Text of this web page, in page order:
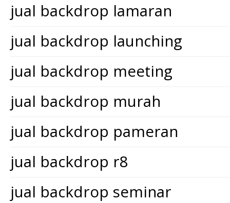
jual backdrop lamaran
jual backdrop launching
jual backdrop meeting
jual backdrop murah
jual backdrop pameran
jual backdrop r8
jual backdrop seminar